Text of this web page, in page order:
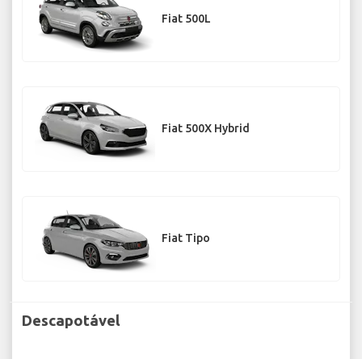
Fiat 500L
Fiat 500X Hybrid
Fiat Tipo
Descapotável